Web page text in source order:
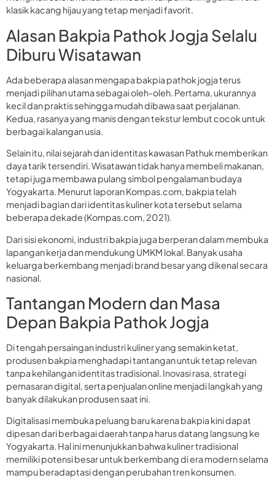
klasik kacang hijau yang tetap menjadi favorit.
Alasan Bakpia Pathok Jogja Selalu
Diburu Wisatawan
Ada beberapa alasan mengapa bakpia pathok jogja terus
menjadi pilihan utama sebagai oleh-oleh. Pertama, ukurannya
kecil dan praktis sehingga mudah dibawa saat perjalanan.
Kedua, rasanya yang manis dengan tekstur lembut cocok untuk
berbagai kalangan usia.
Selain itu, nilai sejarah dan identitas kawasan Pathuk memberikan
daya tarik tersendiri. Wisatawan tidak hanya membeli makanan,
tetapi juga membawa pulang simbol pengalaman budaya
Yogyakarta. Menurut laporan Kompas.com, bakpia telah
menjadi bagian dari identitas kuliner kota tersebut selama
beberapa dekade (Kompas.com, 2021).
Dari sisi ekonomi, industri bakpia juga berperan dalam membuka
lapangan kerja dan mendukung UMKM lokal. Banyak usaha
keluarga berkembang menjadi brand besar yang dikenal secara
nasional.
Tantangan Modern dan Masa
Depan Bakpia Pathok Jogja
Di tengah persaingan industri kuliner yang semakin ketat,
produsen bakpia menghadapi tantangan untuk tetap relevan
tanpa kehilangan identitas tradisional. Inovasi rasa, strategi
pemasaran digital, serta penjualan online menjadi langkah yang
banyak dilakukan produsen saat ini.
Digitalisasi membuka peluang baru karena bakpia kini dapat
dipesan dari berbagai daerah tanpa harus datang langsung ke
Yogyakarta. Hal ini menunjukkan bahwa kuliner tradisional
memiliki potensi besar untuk berkembang di era modern selama
mampu beradaptasi dengan perubahan tren konsumen.